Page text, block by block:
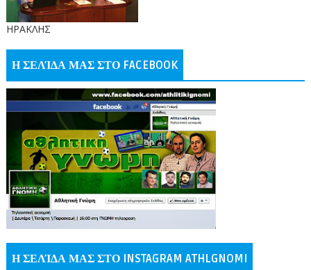
ΗΡΑΚΛΗΣ
Η ΣΕΛΊΔΑ ΜΑΣ ΣΤΟ FACEBOOK
Η ΣΕΛΊΔΑ ΜΑΣ ΣΤΟ INSTAGRAM ATHLGNOMI